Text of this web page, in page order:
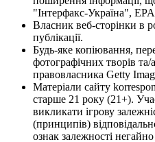
"Інтерфакс-Україна",
Власник веб-сторінки в
публікації.
Будь-яке копіювання,
фотографічних творів та/
правовласника Getty
Матеріали сайту
старше 21 року (21+).
викликати ігрову
(принципів)
ознак залежності негайно